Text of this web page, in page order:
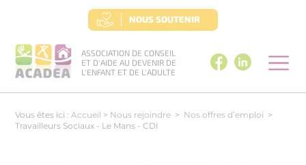
ASSOCIATION DE CONSEIL
ET D'AIDE AU DEVENIR DE
L'ENFANT ET DE L'ADULTE
NOUS SOUTENIR
Vous êtes ici : Accueil > Nous rejoindre > Nos offres d’emploi >
Travailleurs Sociaux - Le Mans - CDI